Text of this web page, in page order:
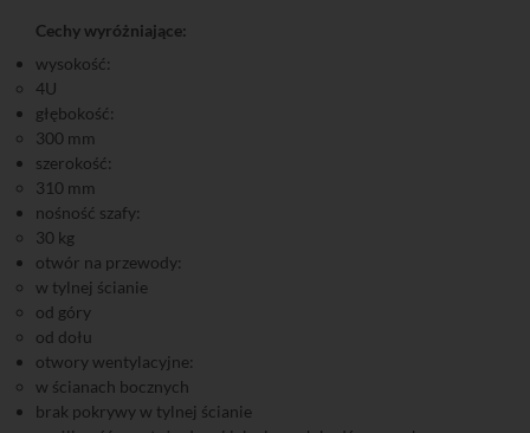
Cechy wyróżniające:
wysokość:
4U
głębokość:
300 mm
szerokość:
310 mm
nośność szafy:
30 kg
otwór na przewody:
w tylnej ścianie
od góry
od dołu
otwory wentylacyjne:
w ścianach bocznych
brak pokrywy w tylnej ścianie